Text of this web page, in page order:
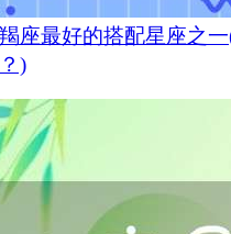
座最好的搭配星座之
)